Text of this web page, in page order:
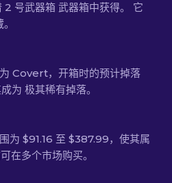
号武器箱 武器箱中获得。 它
Covert，开箱时的预计掉落
为 极其稀有掉落。
为 $91.16 至 $387.99，使其属
在多个市场购买。